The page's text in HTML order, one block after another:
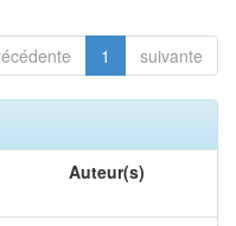
1 suivante
Auteur(s)